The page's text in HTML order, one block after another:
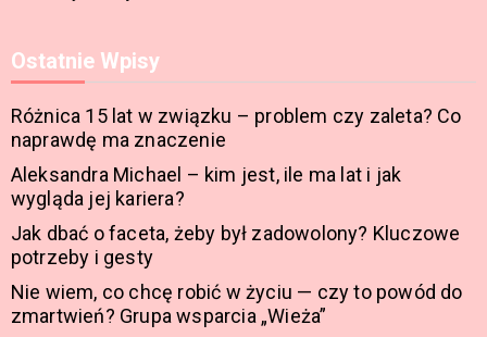
Ostatnie Wpisy
Różnica 15 lat w związku – problem czy zaleta? Co
naprawdę ma znaczenie
Aleksandra Michael – kim jest, ile ma lat i jak
wygląda jej kariera?
Jak dbać o faceta, żeby był zadowolony? Kluczowe
potrzeby i gesty
Nie wiem, co chcę robić w życiu — czy to powód do
zmartwień? Grupa wsparcia „Wieża”